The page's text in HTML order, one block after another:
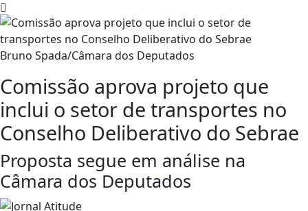
Bruno Spada/Câmara dos Deputados
Comissão aprova projeto que
inclui o setor de transportes no
Conselho Deliberativo do Sebrae
Proposta segue em análise na
Câmara dos Deputados